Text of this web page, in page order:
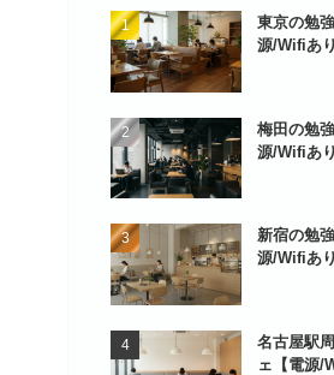
東京の勉
源/Wifiあ
梅田の勉
源/Wifiあ
新宿の勉
源/Wifiあ
名古屋駅
ェ【電源/